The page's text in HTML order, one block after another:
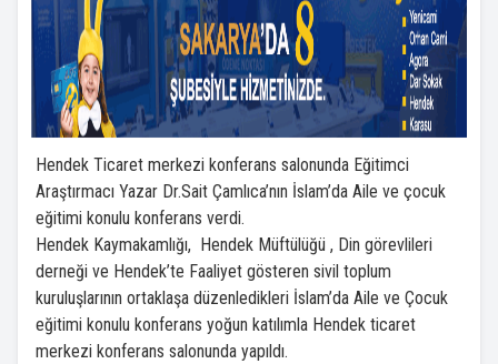
Hendek Ticaret merkezi konferans salonunda Eğitimci
Araştırmacı Yazar Dr.Sait Çamlıca’nın İslam’da Aile ve çocuk
eğitimi konulu konferans verdi.
Hendek Kaymakamlığı, Hendek Müftülüğü , Din görevlileri
derneği ve Hendek’te Faaliyet gösteren sivil toplum
kuruluşlarının ortaklaşa düzenledikleri İslam’da Aile ve Çocuk
eğitimi konulu konferans yoğun katılımla Hendek ticaret
merkezi konferans salonunda yapıldı.